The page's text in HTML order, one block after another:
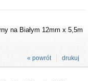
na Białym 12mm x 5,5m
drukuj
« powrót